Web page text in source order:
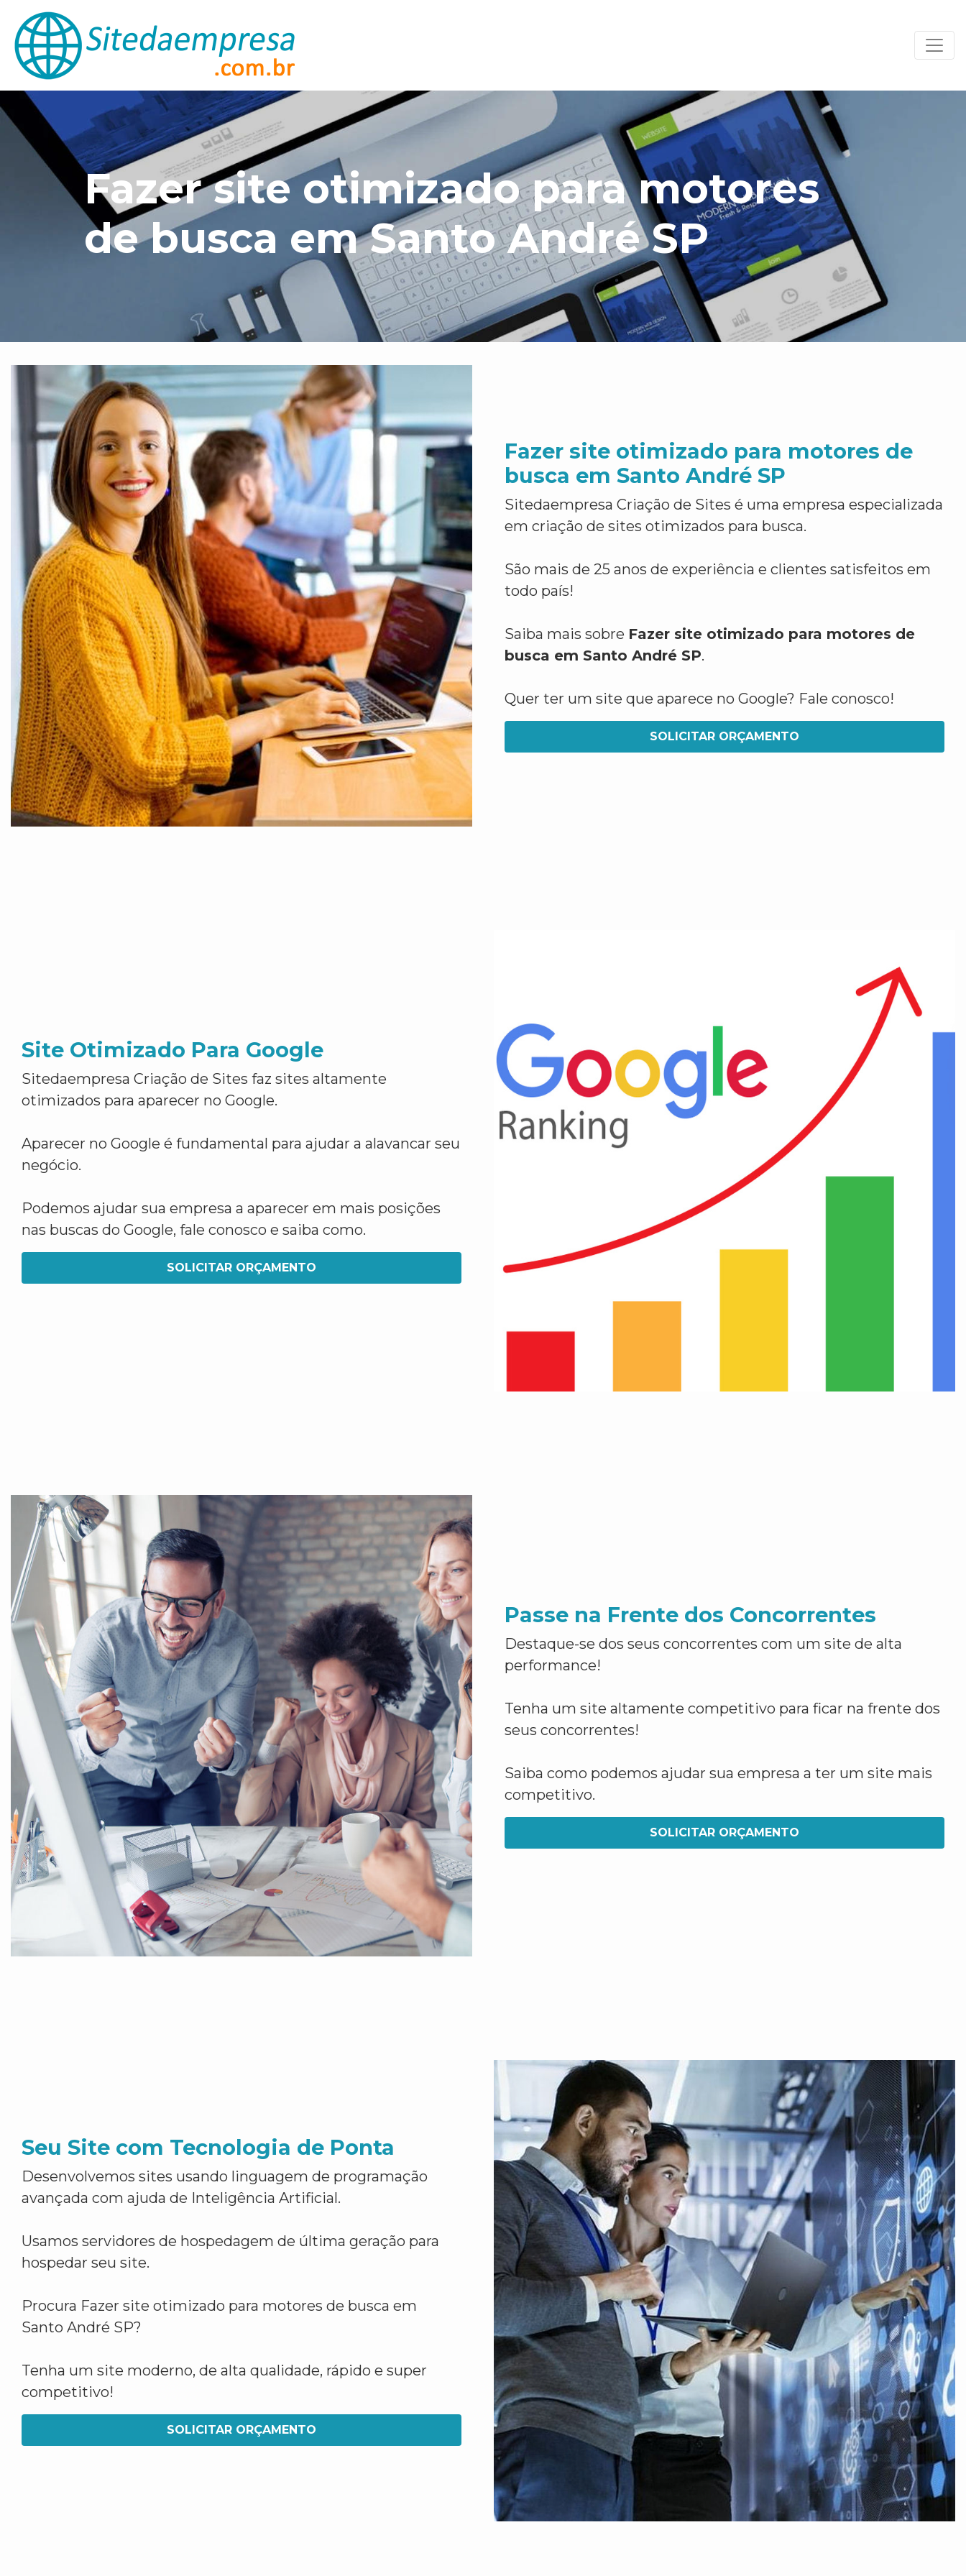
Fazer site otimizado para motores
de busca em Santo André SP
Fazer site otimizado para motores de
busca em Santo André SP
Sitedaempresa Criação de Sites é uma empresa especializada
em criação de sites otimizados para busca.
São mais de 25 anos de experiência e clientes satisfeitos em
todo país!
Saiba mais sobre Fazer site otimizado para motores de
busca em Santo André SP.
Quer ter um site que aparece no Google? Fale conosco!
SOLICITAR ORÇAMENTO
Site Otimizado Para Google
Sitedaempresa Criação de Sites faz sites altamente
otimizados para aparecer no Google.
Aparecer no Google é fundamental para ajudar a alavancar seu
negócio.
Podemos ajudar sua empresa a aparecer em mais posições
nas buscas do Google, fale conosco e saiba como.
SOLICITAR ORÇAMENTO
Passe na Frente dos Concorrentes
Destaque-se dos seus concorrentes com um site de alta
performance!
Tenha um site altamente competitivo para ficar na frente dos
seus concorrentes!
Saiba como podemos ajudar sua empresa a ter um site mais
competitivo.
SOLICITAR ORÇAMENTO
Seu Site com Tecnologia de Ponta
Desenvolvemos sites usando linguagem de programação
avançada com ajuda de Inteligência Artificial.
Usamos servidores de hospedagem de última geração para
hospedar seu site.
Procura Fazer site otimizado para motores de busca em
Santo André SP?
Tenha um site moderno, de alta qualidade, rápido e super
competitivo!
SOLICITAR ORÇAMENTO